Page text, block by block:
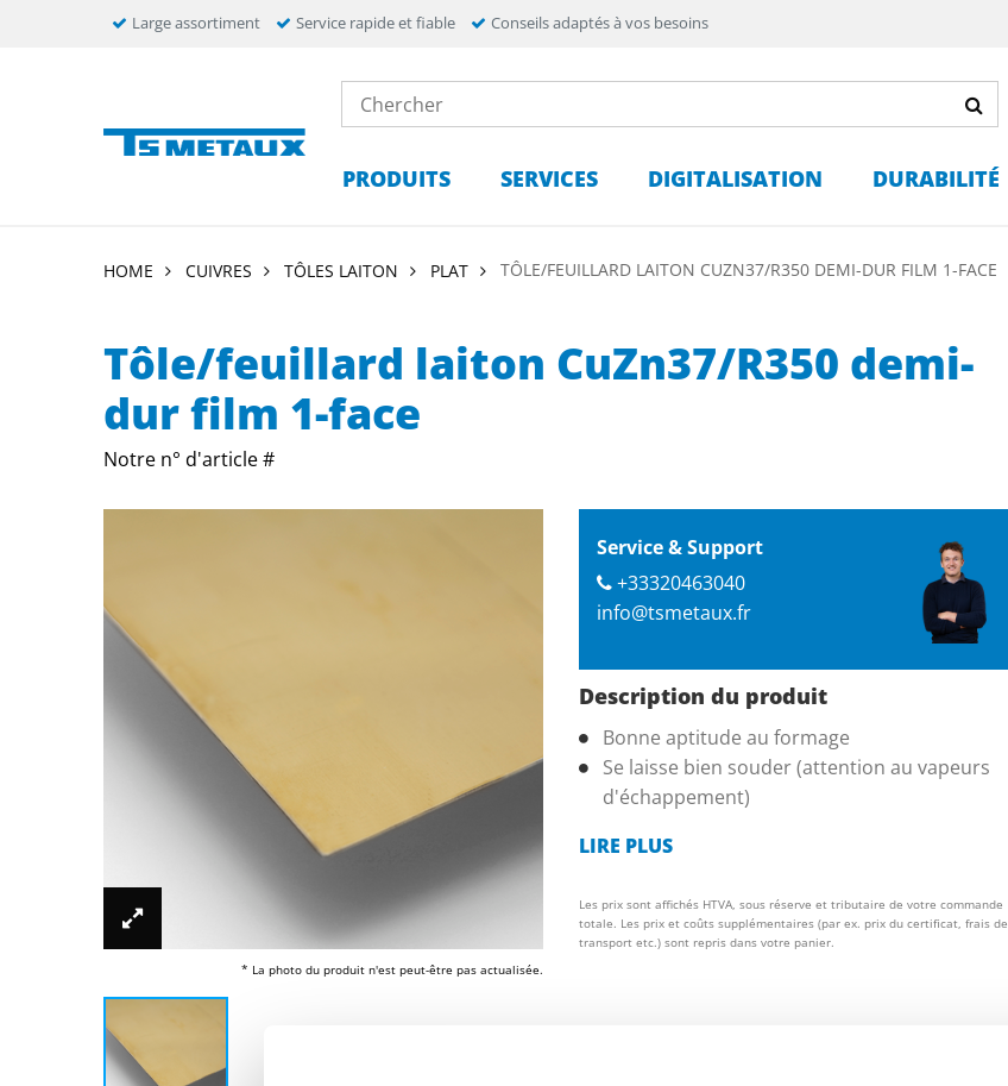
Large assortiment Service rapide et fiable Conseils adaptés à vos besoins
PRODUITS SERVICES DIGITALISATION DURABILITÉ
HOME CUIVRES TÔLES LAITON PLAT TÔLE/FEUILLARD LAITON CUZN37/R350 DEMI-DUR FILM 1-FACE
Tôle/feuillard laiton CuZn37/R350 demi-
dur film 1-face
Notre n° d'article #
* La photo du produit n'est peut-être pas actualisée.
Service & Support
+33320463040
info@tsmetaux.fr
Description du produit
Bonne aptitude au formage
Se laisse bien souder (attention au vapeurs
d'échappement)
LIRE PLUS
Les prix sont affichés HTVA, sous réserve et tributaire de votre commande
totale. Les prix et coûts supplémentaires (par ex. prix du certificat, frais de
transport etc.) sont repris dans votre panier.